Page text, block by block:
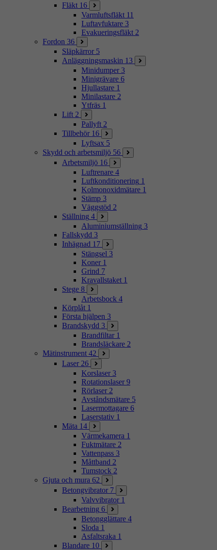
Fläkt 16
Varmluftsfläkt 11
Luftavfuktare 3
Evakueringsfläkt 2
Fordon 36
Släpkärror 5
Anläggningsmaskin 13
Minidumper 3
Minigrävare 6
Hjullastare 1
Minilastare 2
Ytfräs 1
Lift 2
Pallyft 2
Tillbehör 16
Lyftsax 5
Skydd och arbetsmiljö 56
Arbetsmiljö 16
Luftrenare 4
Luftkonditionering 1
Kolmonoxidmätare 1
Stämp 3
Väggstöd 2
Ställning 4
Aluminiumställning 3
Fallskydd 3
Inhägnad 17
Stängsel 3
Koner 1
Grind 7
Kravallstaket 1
Stege 8
Arbetsbock 4
Körplåt 1
Första hjälpen 3
Brandskydd 3
Brandfiltar 1
Brandsläckare 2
Mätinstrument 42
Laser 26
Korslaser 3
Rotationslaser 9
Rörlaser 2
Avståndsmätare 5
Lasermottagare 6
Laserstativ 1
Mäta 14
Värmekamera 1
Fuktmätare 2
Vattenpass 3
Måttband 2
Tumstock 2
Gjuta och mura 62
Betongvibrator 7
Valvvibrator 1
Bearbetning 6
Betongglättare 4
Sloda 1
Asfaltsraka 1
Blandare 10